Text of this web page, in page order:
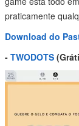
praticamente
Download do
- TWODOTS